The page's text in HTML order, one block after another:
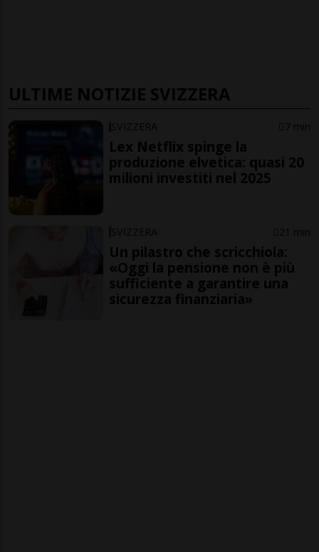
ULTIME NOTIZIE SVIZZERA
SVIZZERA 7 min
Lex Netflix spinge la
produzione elvetica: quasi 20
milioni investiti nel 2025
SVIZZERA 21 min
Un pilastro che scricchiola:
«Oggi la pensione non è più
sufficiente a garantire una
sicurezza finanziaria»